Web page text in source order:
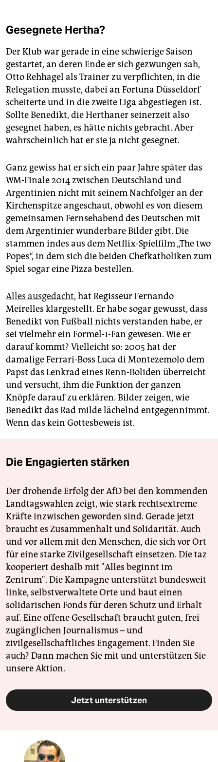
Gesegnete Hertha?
Der Klub war gerade in eine schwierige Saison
gestartet, an deren Ende er sich gezwungen sah,
Otto Rehhagel als Trainer zu verpflichten, in die
Relegation musste, dabei an Fortuna Düsseldorf
scheiterte und in die zweite Liga abgestiegen ist.
Sollte Benedikt, die Herthaner seinerzeit also
gesegnet haben, es hätte nichts gebracht. Aber
wahrscheinlich hat er sie ja nicht gesegnet.
Ganz gewiss hat er sich ein paar Jahre später das
WM-Finale 2014 zwischen Deutschland und
Argentinien nicht mit seinem Nachfolger an der
Kirchenspitze angeschaut, obwohl es von diesem
gemeinsamen Fernsehabend des Deutschen mit
dem Argentinier wunderbare Bilder gibt. Die
stammen indes aus dem Netflix-Spielfilm „The two
Popes“, in dem sich die beiden Chefkatholiken zum
Spiel sogar eine Pizza bestellen.
Alles ausgedacht, hat Regisseur Fernando
Meirelles klargestellt. Er habe sogar gewusst, dass
Benedikt von Fußball nichts verstanden habe, er
sei vielmehr ein Formel-1-Fan gewesen. Wie er
darauf kommt? Vielleicht so: 2005 hat der
damalige Ferrari-Boss Luca di Montezemolo dem
Papst das Lenkrad eines Renn-Boliden überreicht
und versucht, ihm die Funktion der ganzen
Knöpfe darauf zu erklären. Bilder zeigen, wie
Benedikt das Rad milde lächelnd entgegennimmt.
Wenn das kein Gottesbeweis ist.
Die Engagierten stärken
Der drohende Erfolg der AfD bei den kommenden
Landtagswahlen zeigt, wie stark rechtsextreme
Kräfte inzwischen geworden sind. Gerade jetzt
braucht es Zusammenhalt und Solidarität. Auch
und vor allem mit den Menschen, die sich vor Ort
für eine starke Zivilgesellschaft einsetzen. Die taz
kooperiert deshalb mit "Alles beginnt im
Zentrum". Die Kampagne unterstützt bundesweit
linke, selbstverwaltete Orte und baut einen
solidarischen Fonds für deren Schutz und Erhalt
auf. Eine offene Gesellschaft braucht guten, frei
zugänglichen Journalismus – und
zivilgesellschaftliches Engagement. Finden Sie
auch? Dann machen Sie mit und unterstützen Sie
unsere Aktion.
Jetzt unterstützen